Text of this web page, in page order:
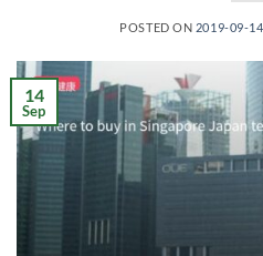
POSTED ON 2019-09-14
14
Sep